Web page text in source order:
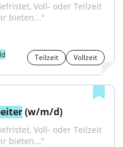
Voll- oder Teilzeit
bieten..."
Teilzeit Vollzeit
(w/m/d)
Voll- oder Teilzeit
bieten..."